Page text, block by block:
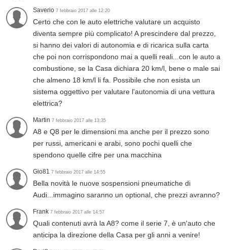
Saverio 7 febbraio 2017 alle 12:20
Certo che con le auto elettriche valutare un acquisto
diventa sempre più complicato! A prescindere dal prezzo,
si hanno dei valori di autonomia e di ricarica sulla carta
che poi non corrispondono mai a quelli reali...con le auto a
combustione, se la Casa dichiara 20 km/l, bene o male sai
che almeno 18 km/l li fa. Possibile che non esista un
sistema oggettivo per valutare l'autonomia di una vettura
elettrica?
Martin 7 febbraio 2017 alle 13:35
A8 e Q8 per le dimensioni ma anche per il prezzo sono
per russi, americani e arabi, sono pochi quelli che
spendono quelle cifre per una macchina
Gio81 7 febbraio 2017 alle 14:55
Bella novità le nuove sospensioni pneumatiche di
Audi...immagino saranno un optional, che prezzi avranno?
Frank 7 febbraio 2017 alle 14:57
Quali contenuti avrà la A8? come il serie 7, è un'auto che
anticipa la direzione della Casa per gli anni a venire!